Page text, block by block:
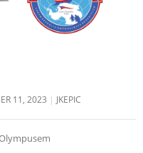
11, 2023 JKEPIC